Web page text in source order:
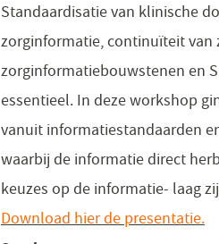
Standaardisatie van klinische
zorginformatie, continuïteit van
zorginformatiebouwstenen en
essentieel. In deze workshop
vanuit informatiestandaarden
waarbij de informatie direct
keuzes op de informatie- laag
Download hier de presentatie.